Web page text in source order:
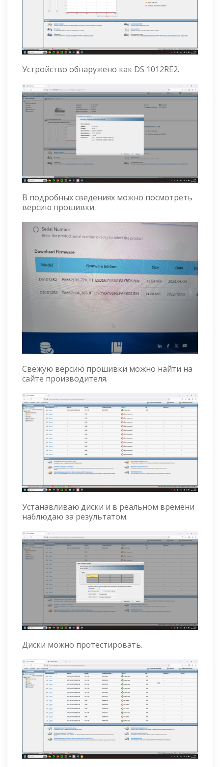
Устройство обнаружено как DS 1012RE2.
В подробных сведениях можно посмотреть
версию прошивки.
Свежую версию прошивки можно найти на
сайте производителя.
Устанавливаю диски и в реальном времени
наблюдаю за результатом.
Диски можно протестировать.